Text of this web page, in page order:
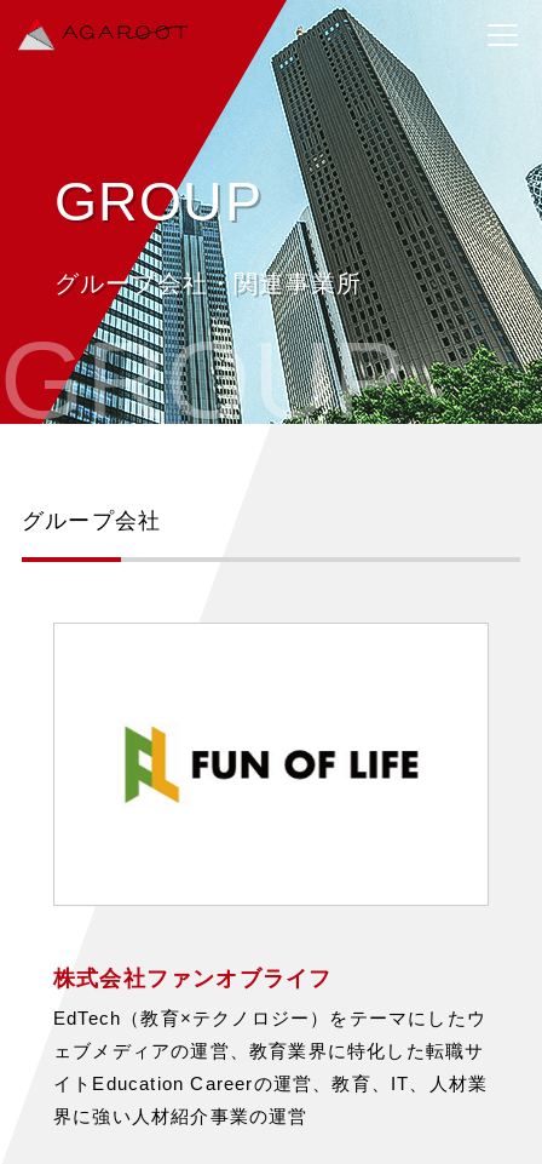
GROUP
グループ会社・関連事業所
GROUP
グループ会社
株式会社ファンオブライフ
EdTech（教育×テクノロジー）をテーマにしたウ
ェブメディアの運営、教育業界に特化した転職サ
イトEducation Careerの運営、教育、IT、人材業
界に強い人材紹介事業の運営